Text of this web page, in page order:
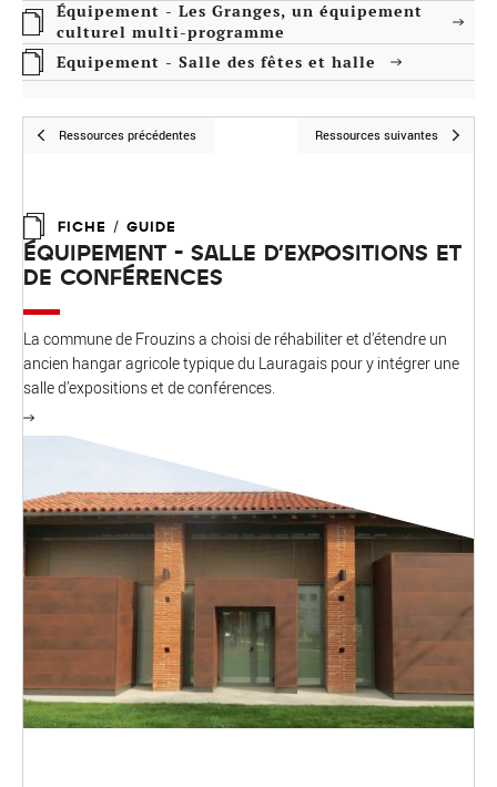
Équipement - Les Granges, un équipement
culturel multi-programme
Equipement - Salle des fêtes et halle
Ressources précédentes Ressources suivantes
FICHE / GUIDE
ÉQUIPEMENT - SALLE D'EXPOSITIONS ET
DE CONFÉRENCES
La commune de Frouzins a choisi de réhabiliter et d’étendre un
ancien hangar agricole typique du Lauragais pour y intégrer une
salle d’expositions et de conférences.